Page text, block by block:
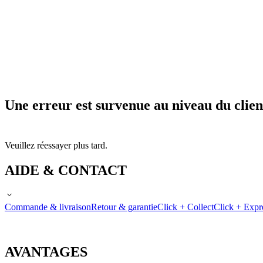
Une erreur est survenue au niveau du
Veuillez réessayer plus tard.
AIDE & CONTACT
Commande & livraisonRetour & garantieClick + CollectClick +
AVANTAGES